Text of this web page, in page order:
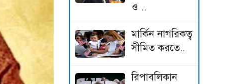
ও ..
মার্কিন নাগরিকত্ব
সীমিত করতে..
রিপাবলিকান